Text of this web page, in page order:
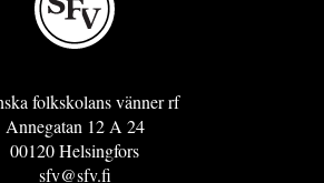
folkskolans vänner rf
Annegatan 12 A 24
00120 Helsingfors
sfv@sfv.fi